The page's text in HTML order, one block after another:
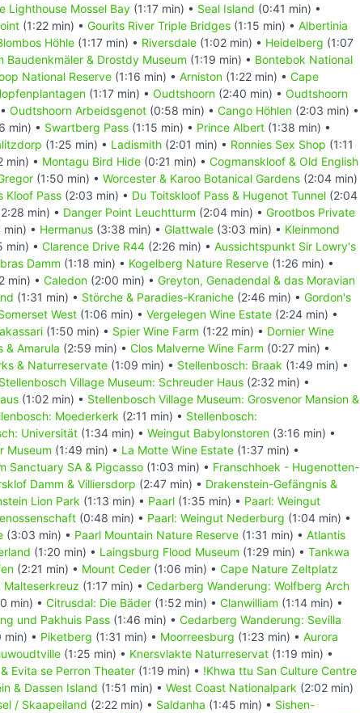
Lighthouse Mossel Bay (1:17 min) • Seal Island (0:41 min) •
(1:22 min) • Gourits River Triple Bridges (1:15 min) • Albertinia
Höhle (1:17 min) • Riversdale (1:02 min) • Heidelberg (1:07
Baudenkmäler & Drostdy Museum (1:19 min) • Bontebok National
National Reserve (1:16 min) • Arniston (1:22 min) • Cape
(1:17 min) • Oudtshoorn (2:40 min) • Oudtshoorn
Oudtshoorn Arbeidsgenot (0:58 min) • Cango Höhlen (2:03 min) •
min) • Swartberg Pass (1:15 min) • Prince Albert (1:38 min) •
(1:25 min) • Ladismith (2:01 min) • Ronnies Sex Shop (1:11
min) • Montagu Bird Hide (0:21 min) • Cogmanskloof & Old English
(1:50 min) • Worcester & Karoo Botanical Gardens (2:04 min)
Kloof Pass (2:03 min) • Du Toitskloof Pass & Hugenot Tunnel (2:04
min) • Danger Point Leuchtturm (2:04 min) • Grootbos Private
min) • Hermanus (3:38 min) • Glattwale (3:03 min) • Kleinmond
min) • Clarence Drive R44 (2:26 min) • Aussichtspunkt Sir Lowry's
Damm (1:18 min) • Kogelberg Nature Reserve (1:26 min) •
min) • Caledon (2:00 min) • Greyton, Genadendal & das Moravian
(1:31 min) • Störche & Paradies-Kraniche (2:46 min) • Gordon's
West (1:06 min) • Vergelegen Wine Estate (2:24 min) •
(1:50 min) • Spier Wine Farm (1:22 min) • Dornier Wine
& Amarula (2:59 min) • Clos Malverne Wine Farm (0:27 min) •
& Naturreservate (1:09 min) • Stellenbosch: Braak (1:49 min) •
Stellenbosch Village Museum: Schreuder Haus (2:32 min) •
(1:02 min) • Stellenbosch Village Museum: Grosvenor Mansion &
Moederkerk (2:11 min) • Stellenbosch:
Universität (1:34 min) • Weingut Babylonstoren (3:16 min) •
Museum (1:49 min) • La Motte Wine Estate (1:37 min) •
Sanctuary SA & Pigcasso (1:03 min) • Franschhoek - Hugenotten-
Damm & Villiersdorp (2:47 min) • Drakenstein-Gefängnis &
Lion Park (1:13 min) • Paarl (1:35 min) • Paarl: Weingut
(0:48 min) • Paarl: Weingut Nederburg (1:04 min) •
(3:03 min) • Paarl Mountain Nature Reserve (1:31 min) • Atlantis
(1:20 min) • Laingsburg Flood Museum (1:29 min) • Tankwa
(2:21 min) • Mount Ceder (1:06 min) • Cape Nature Zeltplatz
(1:17 min) • Cedarberg Wanderung: Wolfberg Arch
min) • Citrusdal: Die Bäder (1:52 min) • Clanwilliam (1:14 min) •
und Pakhuis Pass (1:46 min) • Cedarberg Wanderung: Sevilla
min) • Piketberg (1:31 min) • Moorreesburg (1:23 min) • Aurora
(1:25 min) • Knersvlakte Naturreservat (1:19 min) •
Evita se Perron Theater (1:19 min) • !Khwa ttu San Culture Centre
& Dassen Island (1:51 min) • West Coast Nationalpark (2:02 min)
/ Skaapeiland (2:22 min) • Saldanha (1:45 min) • Sishen-